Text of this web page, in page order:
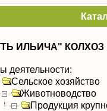
ИЛЬИЧА" КОЛХОЗ
деятельности:
Сельское хозяйство
Животноводство
Продукция